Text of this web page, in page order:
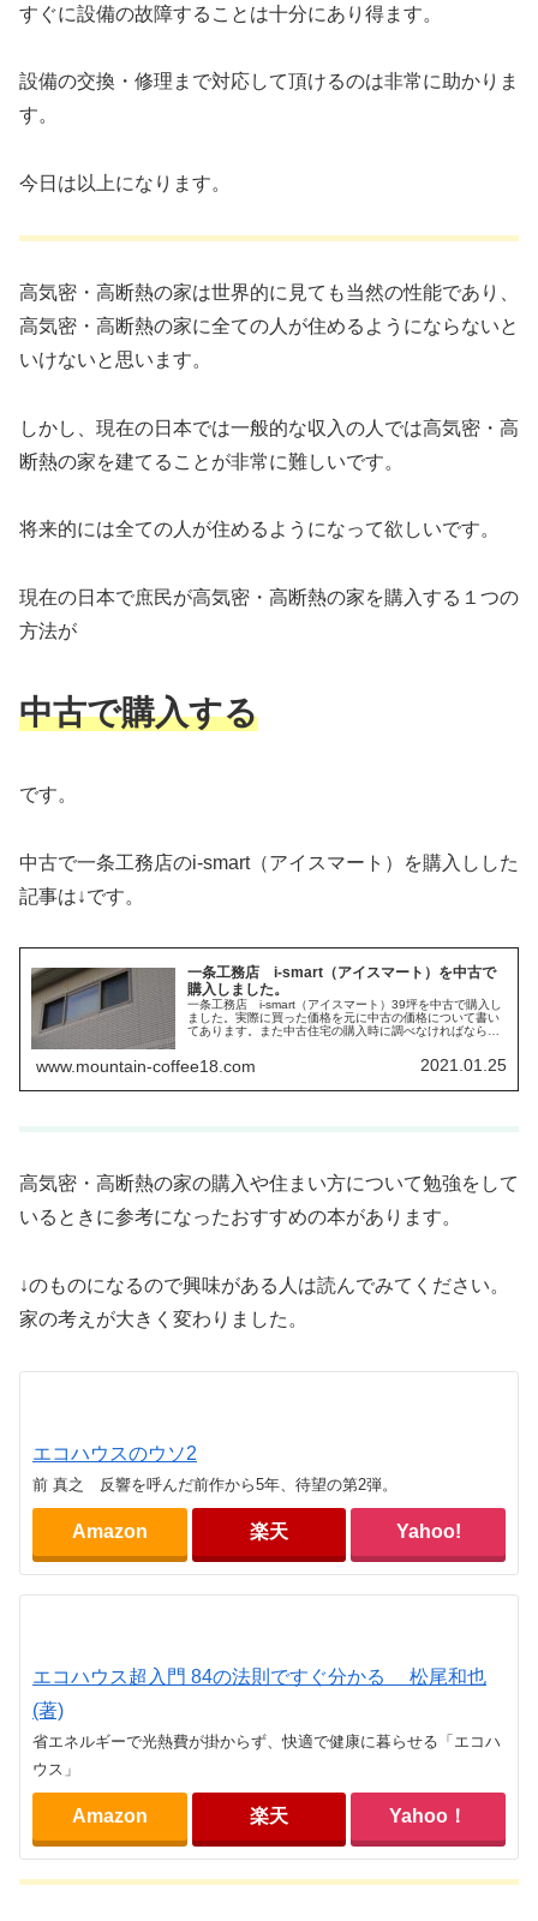
すぐに設備の故障することは十分にあり得ます。
設備の交換・修理まで対応して頂けるのは非常に助かりま
す。
今日は以上になります。
高気密・高断熱の家は世界的に見ても当然の性能であり、
高気密・高断熱の家に全ての人が住めるようにならないと
いけないと思います。
しかし、現在の日本では一般的な収入の人では高気密・高
断熱の家を建てることが非常に難しいです。
将来的には全ての人が住めるようになって欲しいです。
現在の日本で庶民が高気密・高断熱の家を購入する１つの
方法が
中古で購入する
です。
中古で一条工務店のi-smart（アイスマート）を購入しした
記事は↓です。
一条工務店 i-smart（アイスマート）を中古で
購入しました。
一条工務店 i-smart（アイスマート）39坪を中古で購入し
ました。実際に買った価格を元に中古の価格について書い
てあります。また中古住宅の購入時に調べなければならな
www.mountain-coffee18.com 2021.01.25
高気密・高断熱の家の購入や住まい方について勉強をして
いるときに参考になったおすすめの本があります。
↓のものになるので興味がある人は読んでみてください。
家の考えが大きく変わりました。
エコハウスのウソ2
前 真之 反響を呼んだ前作から5年、待望の第2弾。
Amazon 楽天 Yahoo!
エコハウス超入門 84の法則ですぐ分かる 松尾和也
(著)
省エネルギーで光熱費が掛からず、快適で健康に暮らせる「エコハ
ウス」
Amazon 楽天 Yahoo！